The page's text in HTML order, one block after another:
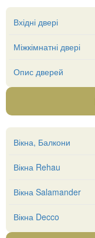
Вхідні двері
Міжкімнатні двері
Опис дверей
Вікна, Балкони
Вікна Rehau
Вікна Salamander
Вікна Decco